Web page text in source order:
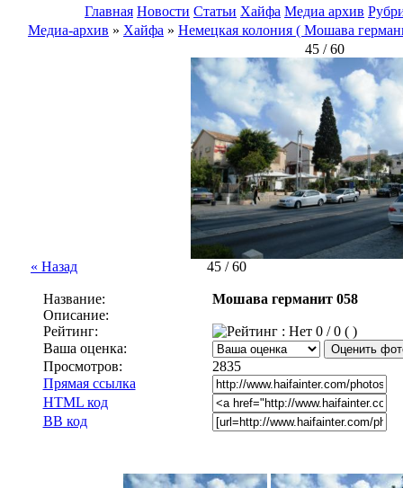
Главная Новости Статьи Хайфа Медиа архив
Медиа-архив » Хайфа » Немецкая колония ( Мошава
45 / 60
« Назад 45 / 60
Название:
Мошава германит 058
Описание:
Рейтинг:
0 / 0 ( )
Ваша оценка:
Просмотров:
2835
Прямая ссылка
HTML код
BB код